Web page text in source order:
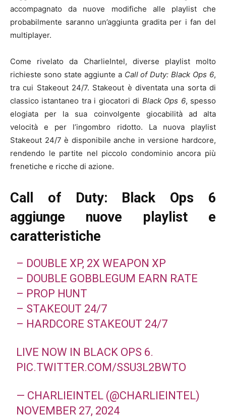
accompagnato da nuove modifiche alle playlist che
probabilmente saranno un’aggiunta gradita per i fan del
multiplayer.
Come rivelato da CharlieIntel, diverse playlist molto
richieste sono state aggiunte a Call of Duty: Black Ops 6,
tra cui Stakeout 24/7. Stakeout è diventata una sorta di
classico istantaneo tra i giocatori di Black Ops 6, spesso
elogiata per la sua coinvolgente giocabilità ad alta
velocità e per l’ingombro ridotto. La nuova playlist
Stakeout 24/7 è disponibile anche in versione hardcore,
rendendo le partite nel piccolo condominio ancora più
frenetiche e ricche di azione.
Call of Duty: Black Ops 6
aggiunge nuove playlist e
caratteristiche
– DOUBLE XP, 2X WEAPON XP
– DOUBLE GOBBLEGUM EARN RATE
– PROP HUNT
– STAKEOUT 24/7
– HARDCORE STAKEOUT 24/7
LIVE NOW IN BLACK OPS 6.
PIC.TWITTER.COM/SSU3L2BWTO
— CHARLIEINTEL (@CHARLIEINTEL)
NOVEMBER 27, 2024